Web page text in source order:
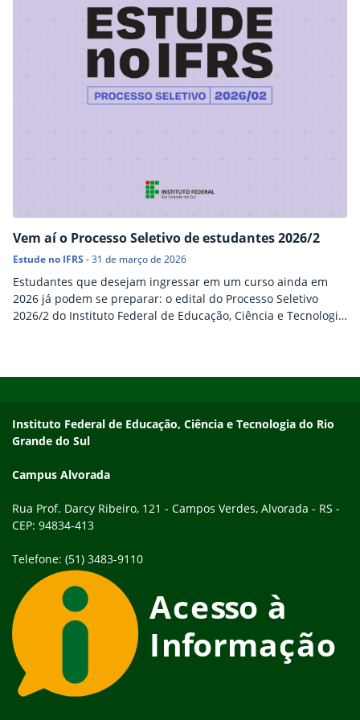
Vem aí o Processo Seletivo de estudantes 2026/2
Estude no IFRS -31 de março de 2026
Estudantes que desejam ingressar em um curso ainda em
2026 já podem se preparar: o edital do Processo Seletivo
2026/2 do Instituto Federal de Educação, Ciência e Tecnologia
Endereço
Instituto Federal de Educação, Ciência e Tecnologia do Rio
Grande do Sul
Campus Alvorada
Rua Prof. Darcy Ribeiro, 121 - Campos Verdes, Alvorada - RS -
CEP: 94834-413
Telefone: (51) 3483-9110